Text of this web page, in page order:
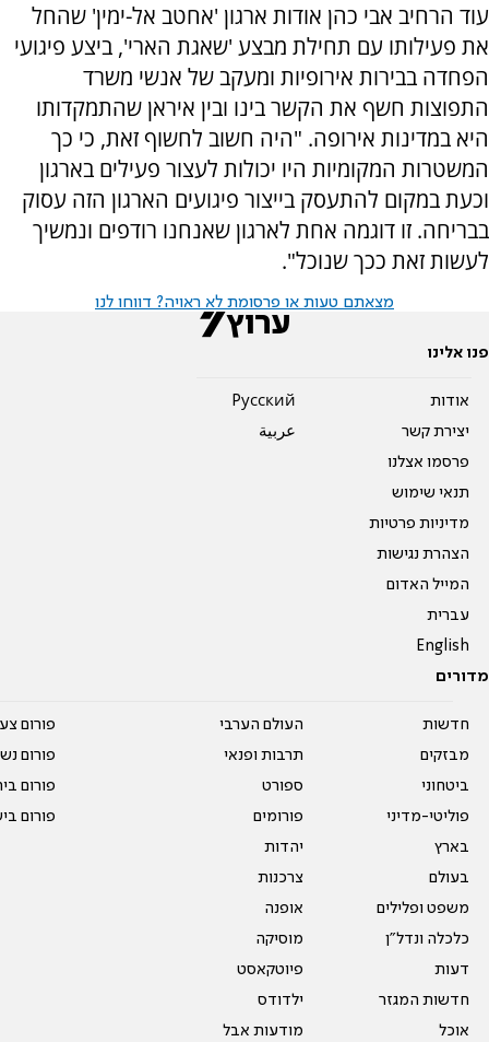
עוד הרחיב אבי כהן אודות ארגון 'אחטב אל-ימין' שהחל
את פעילותו עם תחילת מבצע 'שאגת הארי', ביצע פיגועי
הפחדה בבירות אירופיות ומעקב של אנשי משרד
התפוצות חשף את הקשר בינו ובין איראן שהתמקדותו
היא במדינות אירופה. "היה חשוב לחשוף זאת, כי כך
המשטרות המקומיות היו יכולות לעצור פעילים בארגון
וכעת במקום להתעסק בייצור פיגועים הארגון הזה עסוק
בבריחה. זו דוגמה אחת לארגון שאנחנו רודפים ונמשיך
לעשות זאת ככך שנוכל".
מצאתם טעות או פרסומת לא ראויה? דווחו לנו
פנו אלינו
אודות
יצירת קשר
פרסמו אצלנו
תנאי שימוש
מדיניות פרטיות
הצהרת נגישות
המייל האדום
עברית
English
Pусский
عربية
מדורים
חדשות
מבזקים
ביטחוני
פוליטי-מדיני
בארץ
בעולם
משפט ופלילים
כלכלה ונדל"ן
דעות
חדשות המגזר
אוכל
העולם הערבי
תרבות ופנאי
ספורט
פורומים
יהדות
צרכנות
אופנה
מוסיקה
פיוטקאסט
ילדודס
מודעות אבל
פורום
פורום
פורום
פורום